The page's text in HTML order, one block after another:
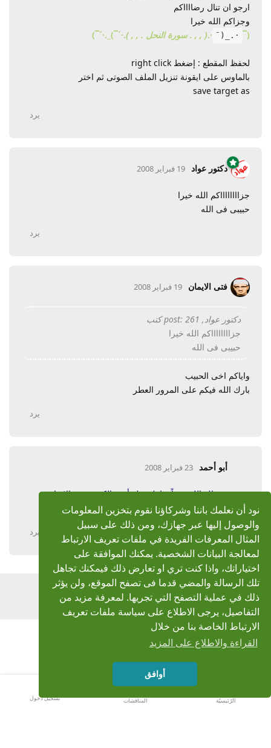
نود أن نعلمك باننا وشركاؤنا نقوم بتخزين المعلومات
والوصول إليها عبر جهازك، ومن ذلك على سبيل
المثال المعرفات الفريدة في ملفات تعريف الارتباط
لمعالجة البيانات الشخصية. يمكنك الموافقة على
اختياراتك، واذا كنت تري او تعارض ذلك فيمكنك تجاهل
تلك الرسالة والمضي قدما فى تصفح الموقع، ولن يؤثر
ذلك في عملية التصفح التي تجريها. لمعرفة مزيد من
التفاصيل، يرجى الاطلاع على سياسة ملفات تعريف
الارتباط الخاصة بنا من خلال
القراءة والاطلاع على المزيد
أوافق
ارجو ان تنال رضااااكم
وجزاكم الله خيرا
(¯
·._(¯
·.( , , . سورة النحل . , , ).·´¯)_.·´¯)
لحفظ المقطع : إضغط right click
بالماوس على ايقونة تنزيل الملف الصوتى ثم اختر
save target as
يرد
دكتور عواد 19 فبراير 2008
جزااااااااكم الله خيرا
حبيبى فى الله
يرد
فتى الايمان 19 فبراير 2008
دكتور عواد, post: 261 كتب
جزااااااااكم الله خيرا
حبيبى فى الله
واياكم اخى الحبيب
بارك الله فيكم على المرور العطر
يرد
أبو أحمد 23 فبراير 2008
جزاك الله خيراً وبارك فيك أخي الكريم فتى الايمان
ورَحِم الله الشيخ الفشني وكتب لنا وله الجنة
يرد
اضف رد
الرّئيسيّة المناقشات تسجيل دخول